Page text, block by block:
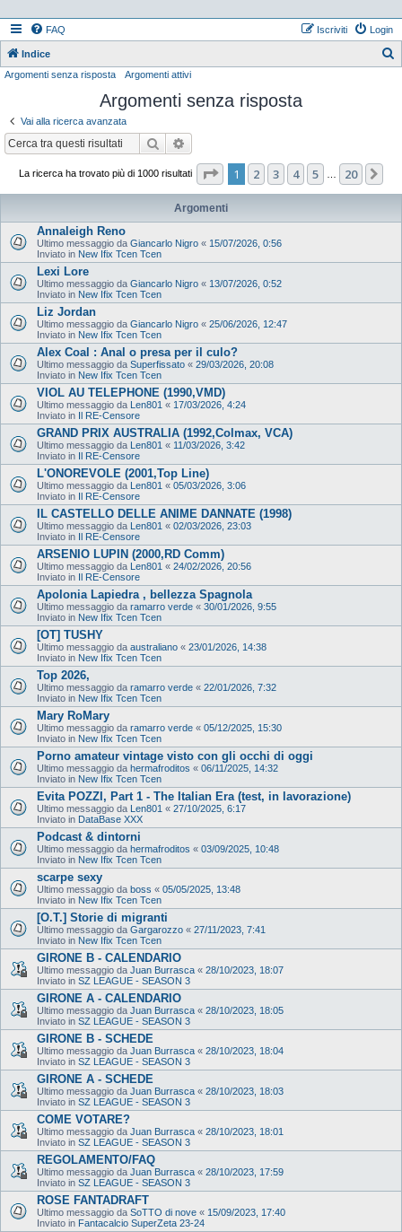
FAQ Login
Iscriviti
Indice
Argomenti senza risposta Argomenti attivi
Argomenti senza risposta
Vai alla ricerca avanzata
Cerca
La ricerca ha trovato più di 1000 risultati Pagina di 20
1 2 3 4 5 20
Argomenti
Annaleigh Reno
Ultimo messaggio da Giancarlo Nigro « 15/07/2026, 0:56
Inviato in New Ifix Tcen Tcen
Lexi Lore
Ultimo messaggio da Giancarlo Nigro « 13/07/2026, 0:52
Inviato in New Ifix Tcen Tcen
Liz Jordan
Ultimo messaggio da Giancarlo Nigro « 25/06/2026, 12:47
Inviato in New Ifix Tcen Tcen
Alex Coal : Anal o presa per il culo?
Ultimo messaggio da Superfissato « 29/03/2026, 20:08
Inviato in New Ifix Tcen Tcen
VIOL AU TELEPHONE (1990,VMD)
Ultimo messaggio da Len801 « 17/03/2026, 4:24
Inviato in Il RE-Censore
GRAND PRIX AUSTRALIA (1992,Colmax, VCA)
Ultimo messaggio da Len801 « 11/03/2026, 3:42
Inviato in Il RE-Censore
L'ONOREVOLE (2001,Top Line)
Ultimo messaggio da Len801 « 05/03/2026, 3:06
Inviato in Il RE-Censore
IL CASTELLO DELLE ANIME DANNATE (1998)
Ultimo messaggio da Len801 « 02/03/2026, 23:03
Inviato in Il RE-Censore
ARSENIO LUPIN (2000,RD Comm)
Ultimo messaggio da Len801 « 24/02/2026, 20:56
Inviato in Il RE-Censore
Apolonia Lapiedra , bellezza Spagnola
Ultimo messaggio da ramarro verde « 30/01/2026, 9:55
Inviato in New Ifix Tcen Tcen
[OT] TUSHY
Ultimo messaggio da australiano « 23/01/2026, 14:38
Inviato in New Ifix Tcen Tcen
Top 2026,
Ultimo messaggio da ramarro verde « 22/01/2026, 7:32
Inviato in New Ifix Tcen Tcen
Mary RoMary
Ultimo messaggio da ramarro verde « 05/12/2025, 15:30
Inviato in New Ifix Tcen Tcen
Porno amateur vintage visto con gli occhi di oggi
Ultimo messaggio da hermafroditos « 06/11/2025, 14:32
Inviato in New Ifix Tcen Tcen
Evita POZZI, Part 1 - The Italian Era (test, in lavorazione)
Ultimo messaggio da Len801 « 27/10/2025, 6:17
Inviato in DataBase XXX
Podcast & dintorni
Ultimo messaggio da hermafroditos « 03/09/2025, 10:48
Inviato in New Ifix Tcen Tcen
scarpe sexy
Ultimo messaggio da boss « 05/05/2025, 13:48
Inviato in New Ifix Tcen Tcen
[O.T.] Storie di migranti
Ultimo messaggio da Gargarozzo « 27/11/2023, 7:41
Inviato in New Ifix Tcen Tcen
GIRONE B - CALENDARIO
Ultimo messaggio da Juan Burrasca « 28/10/2023, 18:07
Inviato in SZ LEAGUE - SEASON 3
GIRONE A - CALENDARIO
Ultimo messaggio da Juan Burrasca « 28/10/2023, 18:05
Inviato in SZ LEAGUE - SEASON 3
GIRONE B - SCHEDE
Ultimo messaggio da Juan Burrasca « 28/10/2023, 18:04
Inviato in SZ LEAGUE - SEASON 3
GIRONE A - SCHEDE
Ultimo messaggio da Juan Burrasca « 28/10/2023, 18:03
Inviato in SZ LEAGUE - SEASON 3
COME VOTARE?
Ultimo messaggio da Juan Burrasca « 28/10/2023, 18:01
Inviato in SZ LEAGUE - SEASON 3
REGOLAMENTO/FAQ
Ultimo messaggio da Juan Burrasca « 28/10/2023, 17:59
Inviato in SZ LEAGUE - SEASON 3
ROSE FANTADRAFT
Ultimo messaggio da SoTTO di nove « 15/09/2023, 17:40
Inviato in Fantacalcio SuperZeta 23-24